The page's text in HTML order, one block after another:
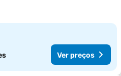
Ver preços